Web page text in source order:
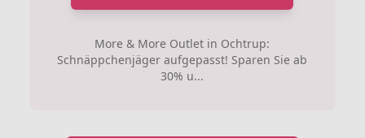
More & More Outlet in Ochtrup:
Schnäppchenjäger aufgepasst! Sparen Sie ab
30% u...